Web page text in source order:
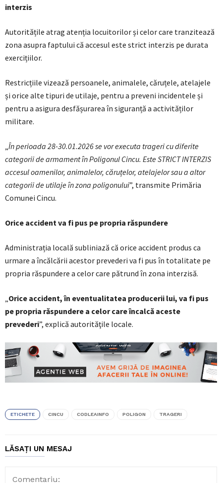
interzis
Autoritățile atrag atenția locuitorilor și celor care tranzitează
zona asupra faptului că accesul este strict interzis pe durata
exercițiilor.
Restricțiile vizează persoanele, animalele, căruțele, atelajele
și orice alte tipuri de utilaje, pentru a preveni incidentele și
pentru a asigura desfășurarea în siguranță a activităților
militare.
„În perioada 28-30.01.2026 se vor executa trageri cu diferite
categorii de armament în Poligonul Cincu. Este STRICT INTERZIS
accesul oamenilor, animalelor, căruțelor, atelajelor sau a altor
categorii de utilaje în zona poligonului”, transmite Primăria
Comunei Cincu.
Orice accident va fi pus pe propria răspundere
Administrația locală subliniază că orice accident produs ca
urmare a încălcării acestor prevederi va fi pus în totalitate pe
propria răspundere a celor care pătrund în zona interzisă.
„Orice accident, în eventualitatea producerii lui, va fi pus
pe propria răspundere a celor care încalcă aceste
prevederi”, explică autorităţile locale.
ETICHETE CINCU CODLEAINFO POLIGON TRAGERI
LĂSAȚI UN MESAJ